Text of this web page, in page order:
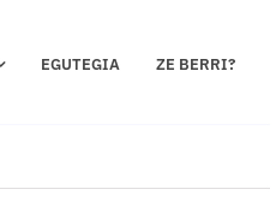
EGUTEGIA ZE BERRI?